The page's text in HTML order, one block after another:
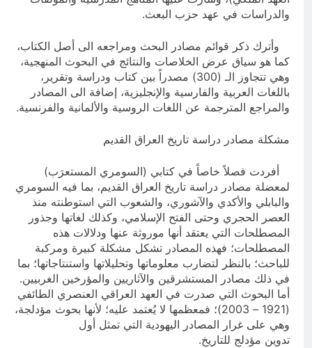
والدراسات في عهد حزب البعث.
وأترك ذكر قوائم مصادر البحث ومراجعه الى أصل الكتاب،
كما هو سياق عرض الخلاصات والنتائج في البحوث المنهجية،
وهي تتجاوز الـ (300) مصدراً بين كتاب ودراسة وتقرير،
باللغات العربية والفارسية والإنجليزية، إضافة الى المصادر
والمراجع المترجمة عن اللغات الروسية والألمانية والفرنسية.
مشكلة مصادر دراسة تاريخ العراق القديم
أفردت فصلاً خاصاً في كتابي (السومري المستعرَب)
لمعضلة مصادر دراسة تاريخ العراق القديم، بما فيه السومري
والبابلي والأكدي والآشوري، والشعوب التي استوطنته منذ
العصر الحجري وحتى الفتح الإسلامي، وكذلك لغاتها وجذور
المصطلحات التي يعتقد أنها موروثة عنها ودلالات هذه
المصطلحات؛ فهذه المصادر تشكل مشكلة كبيرة ومركبة
للباحث؛ بالنظر لتضارب معلوماتها وتحليلاتها واستنتاجاتها؛ بما
في ذلك مصادر المستشرقين والآثاريين والمؤرخين الغربيين.
أما البحوث التي صدرت في العهد العراقي العنصري الطائفي
(1921 – 2003)؛ فمعظمها لا يُعتمد عليه؛ لأنها بحوث مؤدلجة،
وهي على غرار المصادر اليهودية التي تمثل أول
تدوين مؤدلج للتاريخ.